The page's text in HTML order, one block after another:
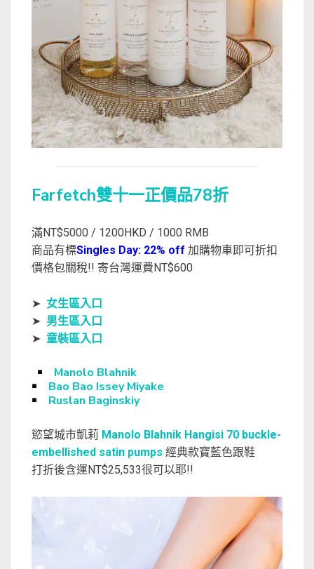
Farfetch雙十一正價品78折
滿NT$5000 / 1200HKD / 1000 RMB
商品有標Singles Day: 22% off 加購物車即可折扣
價格包關稅!! 寄台灣運費NT$600
➤ 女生區入口
➤ 男生區入口
➤ 童裝區入口
￭ Manolo Blahnik
￭ Bao Bao Issey Miyake
￭ Ruslan Baginskiy
慾望城市凱莉 Manolo Blahnik Hangisi 70 buckle-
embellished satin pumps 經典款寶藍色跟鞋
打折後含運NT$25,533很可以耶!!